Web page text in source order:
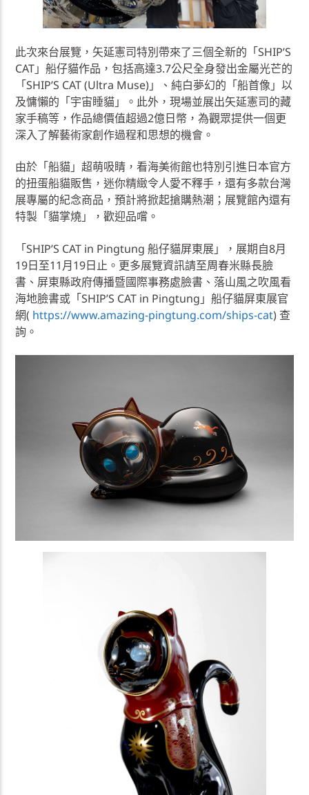
此次來台展覽，矢延憲司特別帶來了三個全新的「SHIPʼS
CAT」船仔貓作品，包括高達3.7公尺全身發出金屬光芒的
「SHIPʼS CAT (Ultra Muse)」、純白夢幻的「船首像」以
及慵懶的「宇宙睡貓」。此外，現場並展出矢延憲司的藏
家手稿等，作品總價值超過2億日幣，為觀眾提供一個更
深入了解藝術家創作過程和思想的機會。
由於「船貓」超萌吸睛，看海美術館也特別引進日本官方
的扭蛋船貓販售，迷你精緻令人愛不釋手，還有多款台灣
展專屬的紀念商品，預計將掀起搶購熱潮；展覽館內還有
特製「貓掌燒」，歡迎品嚐。
「SHIPʼS CAT in Pingtung 船仔貓屏東展」，展期自8月
19日至11月19日止。更多展覽資訊請至周春米縣長臉
書、屏東縣政府傳播暨國際事務處臉書、落山風之吹風看
海地臉書或「SHIPʼS CAT in Pingtung」船仔貓屏東展官
網( https://www.amazing-pingtung.com/ships-cat) 查
詢。